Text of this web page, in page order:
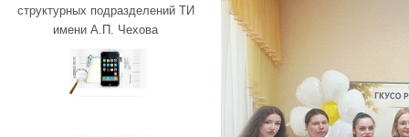
структурных подразделений ТИ
имени А.П. Чехова